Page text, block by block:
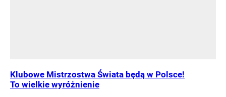
Klubowe Mistrzostwa Świata będą w Polsce!
To wielkie wyróżnienie